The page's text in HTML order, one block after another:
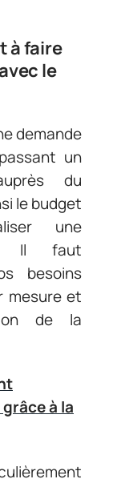
à faire
le
demande
un
du
le budget
une
Il faut
besoins
mesure et
de la
à la